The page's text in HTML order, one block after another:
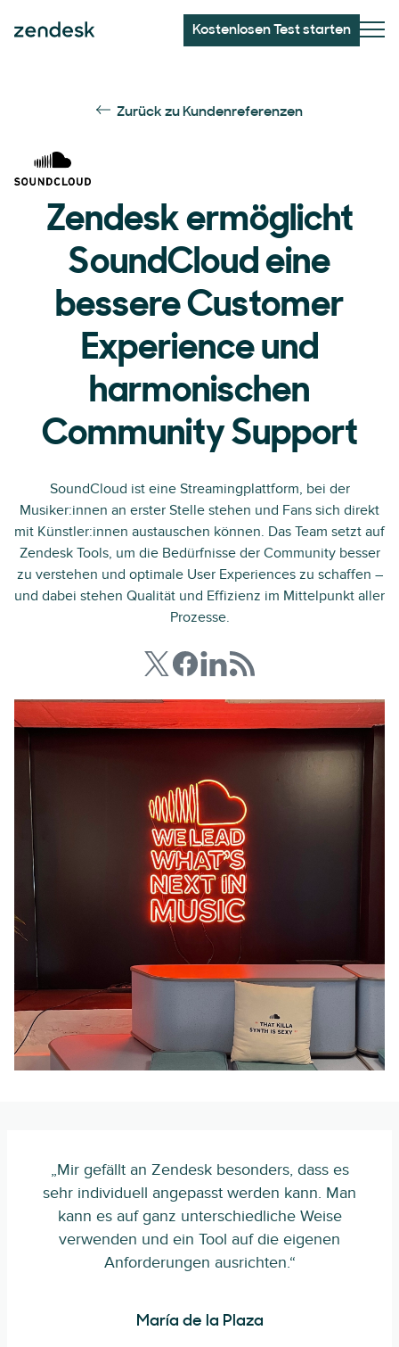
Kostenlosen Test starten
Zurück zu Kundenreferenzen
Zendesk ermöglicht
SoundCloud eine
bessere Customer
Experience und
harmonischen
Community Support
SoundCloud ist eine Streamingplattform, bei der
Musiker:innen an erster Stelle stehen und Fans sich direkt
mit Künstler:innen austauschen können. Das Team setzt auf
Zendesk Tools, um die Bedürfnisse der Community besser
zu verstehen und optimale User Experiences zu schaffen –
und dabei stehen Qualität und Effizienz im Mittelpunkt aller
Prozesse.
„Mir gefällt an Zendesk besonders, dass es
sehr individuell angepasst werden kann. Man
kann es auf ganz unterschiedliche Weise
verwenden und ein Tool auf die eigenen
Anforderungen ausrichten.“
María de la Plaza